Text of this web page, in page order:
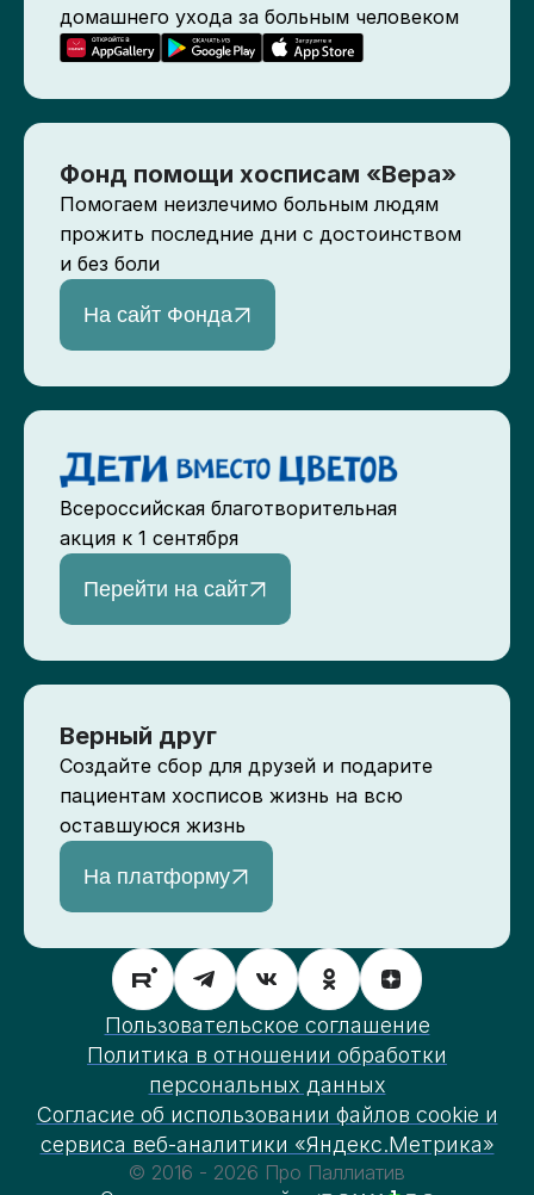
домашнего ухода за больным человеком
Фонд помощи хосписам «Вера»
Помогаем неизлечимо больным людям
прожить последние дни с достоинством
и без боли
На сайт Фонда
Всероссийская благотворительная
акция к 1 сентября
Перейти на сайт
Верный друг
Создайте сбор для друзей и подарите
пациентам хосписов жизнь на всю
оставшуюся жизнь
На платформу
Пользовательское соглашение
Политика в отношении обработки
персональных данных
Согласие об использовании файлов cookie и
сервиса веб-аналитики «Яндекс.Метрика»
© 2016 - 2026 Про Паллиатив